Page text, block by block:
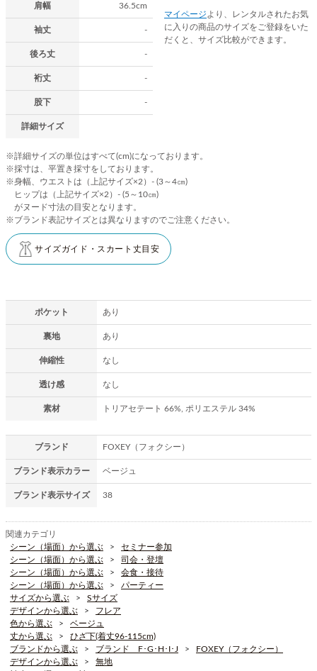
肩幅 36.5cm
袖丈 -
後ろ丈 -
裄丈 -
股下 -
詳細サイズ
マイページ より、レンタルされたお気
に入りの商品のサイズをご登録をいた
だくと、サイズ比較ができます。
※詳細サイズの単位はすべて(cm)になっております。
※採寸は、平置き採寸をしております。
※身幅、ウエストは（上記サイズ×2）- (3～4㎝)
ヒップは（上記サイズ×2）- (5～10㎝)
がヌード寸法の目安となります。
※ブランド表記サイズとは異なりますのでご注意ください。
サイズガイド・スカート丈目安
ポケット あり
裏地 あり
伸縮性 なし
透け感 なし
素材 トリアセテート 66%, ポリエステル 34%
ブランド FOXEY（フォクシー）
ブランド表示カラー ベージュ
ブランド表示サイズ 38
関連カテゴリ
シーン（場面）から選ぶ
セミナー参加
シーン（場面）から選ぶ
司会・登壇
シーン（場面）から選ぶ
会食・接待
シーン（場面）から選ぶ
パーティー
サイズから選ぶ
Sサイズ
デザインから選ぶ
フレア
色から選ぶ
ベージュ
丈から選ぶ
ひざ下(着丈96-115cm)
ブランドから選ぶ
ブランド F･G･H･I･J
FOXEY（フォクシー）
デザインから選ぶ
無地